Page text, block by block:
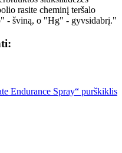
rasite cheminį teršalo
- šviną, o "Hg" - gyvsidabrį."